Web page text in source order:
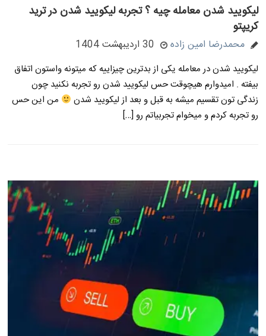
لیکویید شدن معامله چیه ؟ تجربه لیکویید شدن در ترید
کریپتو
محمدرضا امین زاده 30 اردیبهشت 1404
لیکویید شدن در معامله یکی از بدترین چیزاییه که میتونه واستون اتفاق
بیفته . امیدوارم هیچوقت حس لیکویید شدن رو تجربه نکنید چون
زندگی تون تقسیم میشه به قبل و بعد از لیکویید شدن
من این حس
رو تجربه کردم و میخوام تجربیاتم رو […]